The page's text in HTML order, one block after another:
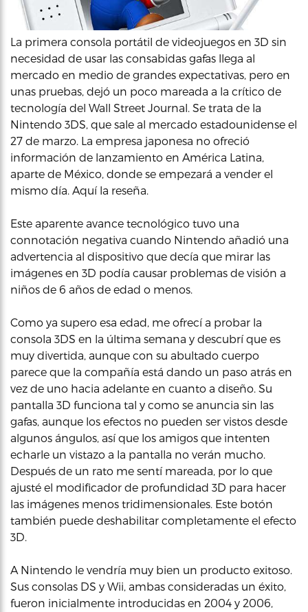
La primera consola portátil de videojuegos en 3D sin
necesidad de usar las consabidas gafas llega al
mercado en medio de grandes expectativas, pero en
unas pruebas, dejó un poco mareada a la crítico de
tecnología del Wall Street Journal. Se trata de la
Nintendo 3DS, que sale al mercado estadounidense el
27 de marzo. La empresa japonesa no ofreció
información de lanzamiento en América Latina,
aparte de México, donde se empezará a vender el
mismo día. Aquí la reseña.
Este aparente avance tecnológico tuvo una
connotación negativa cuando Nintendo añadió una
advertencia al dispositivo que decía que mirar las
imágenes en 3D podía causar problemas de visión a
niños de 6 años de edad o menos.
Como ya supero esa edad, me ofrecí a probar la
consola 3DS en la última semana y descubrí que es
muy divertida, aunque con su abultado cuerpo
parece que la compañía está dando un paso atrás en
vez de uno hacia adelante en cuanto a diseño. Su
pantalla 3D funciona tal y como se anuncia sin las
gafas, aunque los efectos no pueden ser vistos desde
algunos ángulos, así que los amigos que intenten
echarle un vistazo a la pantalla no verán mucho.
Después de un rato me sentí mareada, por lo que
ajusté el modificador de profundidad 3D para hacer
las imágenes menos tridimensionales. Este botón
también puede deshabilitar completamente el efecto
3D.
A Nintendo le vendría muy bien un producto exitoso.
Sus consolas DS y Wii, ambas consideradas un éxito,
fueron inicialmente introducidas en 2004 y 2006,